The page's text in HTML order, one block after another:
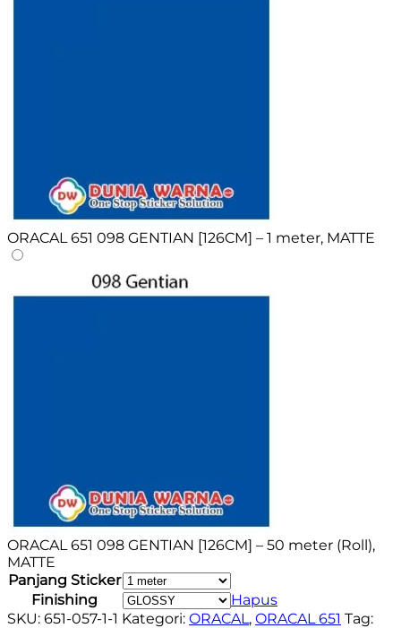
ORACAL 651 098 GENTIAN [126CM] – 1 meter, MATTE
ORACAL 651 098 GENTIAN [126CM] – 50 meter (Roll),
MATTE
Panjang Sticker
Finishing
Hapus
SKU: 651-057-1-1 Kategori: ORACAL, ORACAL 651 Tag: